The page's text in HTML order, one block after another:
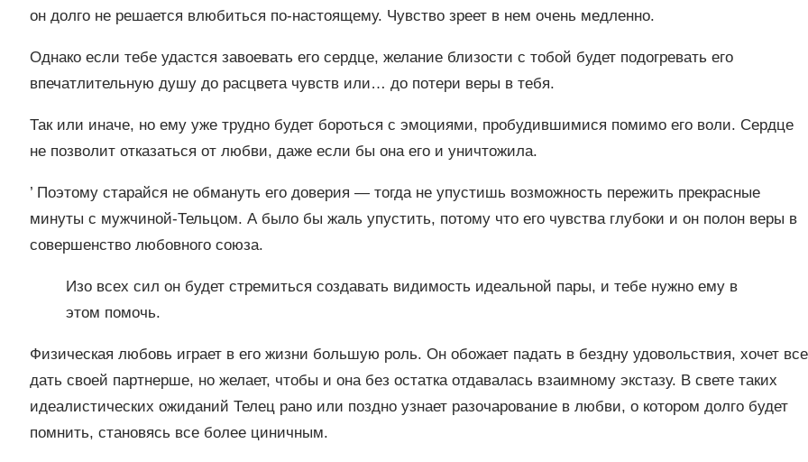
он долго не решается влюбиться по-настоящему. Чувство зреет в нем очень медленно.
Однако если тебе удастся завоевать его сердце, желание близости с тобой будет подогревать его
впечатлительную душу до расцвета чувств или… до потери веры в тебя.
Так или иначе, но ему уже трудно будет бороться с эмоциями, пробудившимися помимо его воли. Сердце
не позволит отказаться от любви, даже если бы она его и уничтожила.
’ Поэтому старайся не обмануть его доверия — тогда не упустишь возможность пережить прекрасные
минуты с мужчиной-Тельцом. А было бы жаль упустить, потому что его чувства глубоки и он полон веры в
совершенство любовного союза.
Изо всех сил он будет стремиться создавать видимость идеальной пары, и тебе нужно ему в
этом помочь.
Физическая любовь играет в его жизни большую роль. Он обожает падать в бездну удовольствия, хочет все
дать своей партнерше, но желает, чтобы и она без остатка отдавалась взаимному экстазу. В свете таких
идеалистических ожиданий Телец рано или поздно узнает разочарование в любви, о котором долго будет
помнить, становясь все более циничным.